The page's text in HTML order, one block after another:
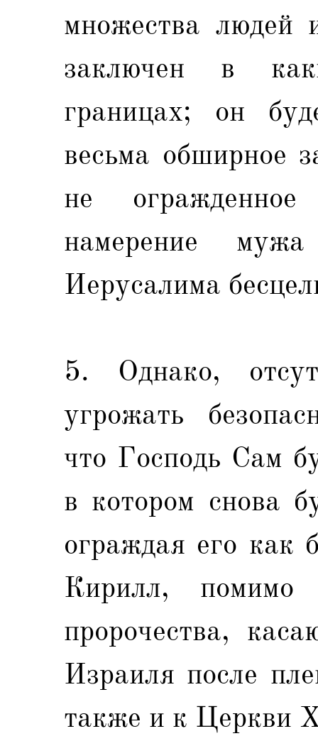
множества людей
заключен в
границах; он
весьма обширное
не
намерение
Иерусалима
5. Однако,
угрожать
что Господь Сам
в котором снова
ограждая его как
Кирилл, помимо
пророчества,
Израиля после
также и к Церкви